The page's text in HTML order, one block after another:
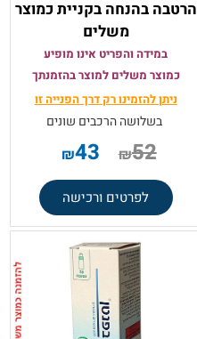
הרטבה בהנחה בקניית כמוצר
משלים
במידה והפריט אינו מופיע
כמוצר משלים למוצר בהזמנתך
ניתן להזמינו רק דרך הפנייה זו
בשלושה הרכבים שונים
₪52
₪43
לפרטים ורכישה